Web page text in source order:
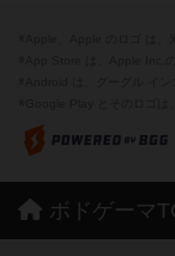
ボドゲーマ